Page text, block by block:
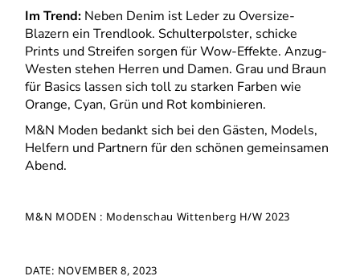
Im Trend: Neben Denim ist Leder zu Oversize-
Blazern ein Trendlook. Schulterpolster, schicke
Prints und Streifen sorgen für Wow-Effekte. Anzug-
Westen stehen Herren und Damen. Grau und Braun
für Basics lassen sich toll zu starken Farben wie
Orange, Cyan, Grün und Rot kombinieren.
M&N Moden bedankt sich bei den Gästen, Models,
Helfern und Partnern für den schönen gemeinsamen
Abend.
M&N MODEN : Modenschau Wittenberg H/W 2023
DATE: NOVEMBER 8, 2023